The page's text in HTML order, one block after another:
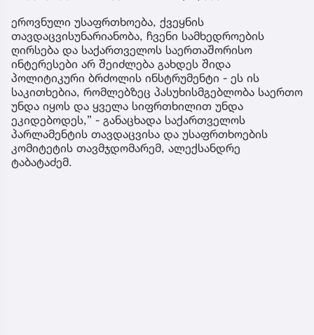
ეროვნული უსაფრთხოება, ქვეყნის
თავდაცვისუნარიანობა, ჩვენი სამხედროების
ღირსება და საქართველოს საერთაშორისო
ინტერესები არ შეიძლება გახდეს შიდა
პოლიტიკური ბრძოლის ინსტრუმენტი - ეს ის
საკითხებია, რომლებზეც პასუხისმგებლობა საერთო
უნდა იყოს და ყველა სიფრთხილით უნდა
ეკიდებოდეს,” - განაცხადა საქართველოს
პარლამენტის თავდაცვისა და უსაფრთხოების
კომიტეტის თავმჯდომარემ, ალექსანდრე
ტაბატაძემ.